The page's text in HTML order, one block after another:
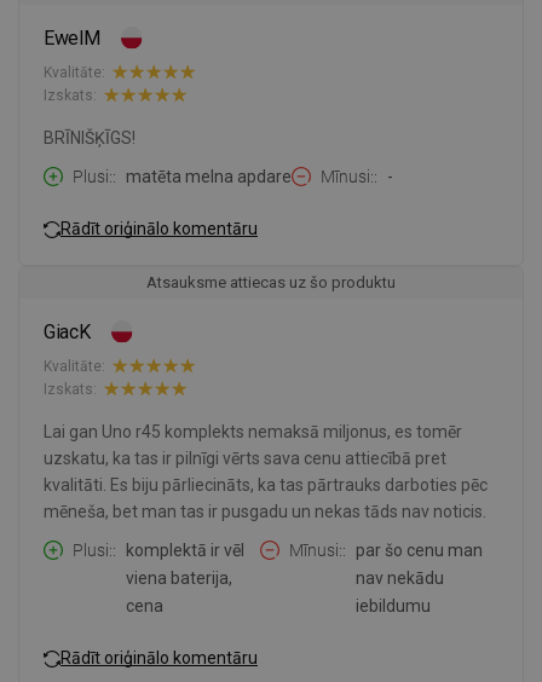
EwelM
Kvalitāte:
Izskats:
BRĪNIŠĶĪGS!
Plusi:
matēta melna apdare Mīnusi: -
Rādīt oriģinālo komentāru
Atsauksme attiecas uz šo produktu
GiacK
Kvalitāte:
Izskats:
Lai gan Uno r45 komplekts nemaksā miljonus, es tomēr
uzskatu, ka tas ir pilnīgi vērts sava cenu attiecībā pret
kvalitāti. Es biju pārliecināts, ka tas pārtrauks darboties pēc
mēneša, bet man tas ir pusgadu un nekas tāds nav noticis.
Plusi:
komplektā ir vēl
viena baterija,
cena
Mīnusi:
par šo cenu man
nav nekādu
iebildumu
Rādīt oriģinālo komentāru